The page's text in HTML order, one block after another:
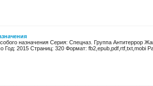
назначения Серия: Спецназ. Группа Антитеррор
Год: 2015 Страниц: 320 Формат: fb2,epub,pdf,rtf,txt,mobi